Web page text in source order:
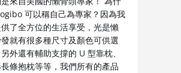
可以稱自己為專家？因為我
了全方位的生活享受，光是懶
發就有很多種尺寸及顏色可供選
外還有輔助支撐的 U 型靠枕、
條抱枕等等，我們所有的產品